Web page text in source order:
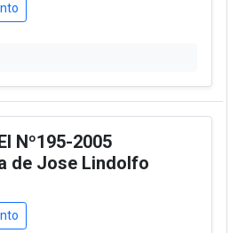
Nº195-2005
de Jose Lindolfo